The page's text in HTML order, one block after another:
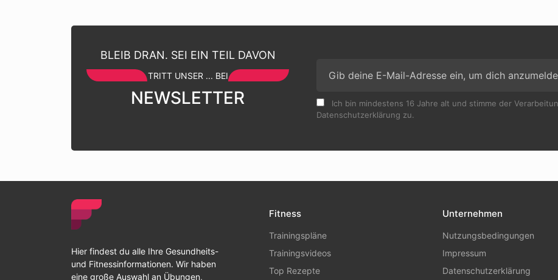
BLEIB DRAN. SEI EIN TEIL DAVON
TRITT UNSER ... BEI
NEWSLETTER
Ich bin mindestens 16 Jahre alt und stimme der
Datenschutzerklärung zu.
Hier findest du alle Ihre Gesundheits-
und Fitnessinformationen. Wir haben
eine große Auswahl an Übungen,
Fitness
Trainingspläne
Trainingsvideos
Top Rezepte
Unternehmen
Nutzungsbedingungen
Impressum
Datenschutzerklärung